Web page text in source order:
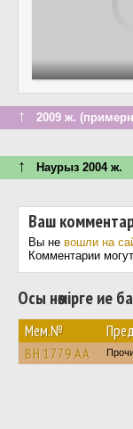
↑ 2009 ж.
↑ Наурыз 2004 ж.
Ваш
Вы не вошли на
Комментарии
Осы нөмірге ие
Мем.№
BH 1779 AA